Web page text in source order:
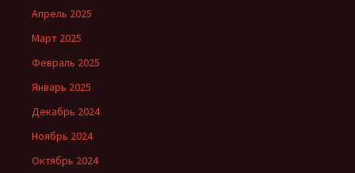
Апрель 2025
Март 2025
Февраль 2025
Январь 2025
Декабрь 2024
Ноябрь 2024
Октябрь 2024